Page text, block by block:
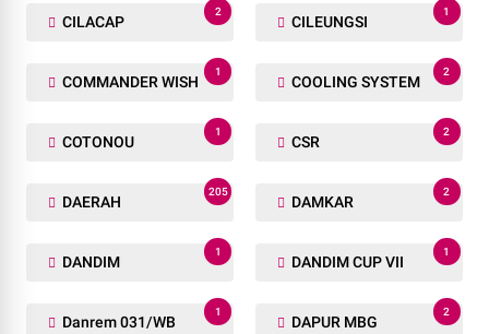
CILACAP
2
CILEUNGSI
1
COMMANDER WISH
1
COOLING SYSTEM
2
COTONOU
1
CSR
2
DAERAH
205
DAMKAR
2
DANDIM
1
DANDIM CUP VII
1
Danrem 031/WB
1
DAPUR MBG
2